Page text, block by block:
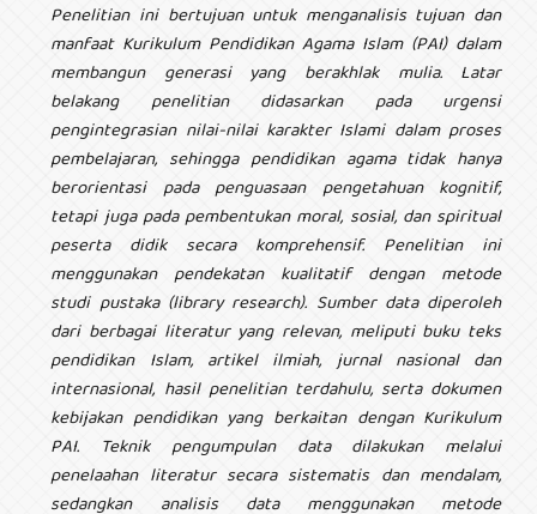
Penelitian ini bertujuan untuk menganalisis tujuan dan
manfaat Kurikulum Pendidikan Agama Islam (PAI) dalam
membangun generasi yang berakhlak mulia. Latar
belakang penelitian didasarkan pada urgensi
pengintegrasian nilai-nilai karakter Islami dalam proses
pembelajaran, sehingga pendidikan agama tidak hanya
berorientasi pada penguasaan pengetahuan kognitif,
tetapi juga pada pembentukan moral, sosial, dan spiritual
peserta didik secara komprehensif. Penelitian ini
menggunakan pendekatan kualitatif dengan metode
studi pustaka (library research). Sumber data diperoleh
dari berbagai literatur yang relevan, meliputi buku teks
pendidikan Islam, artikel ilmiah, jurnal nasional dan
internasional, hasil penelitian terdahulu, serta dokumen
kebijakan pendidikan yang berkaitan dengan Kurikulum
PAI. Teknik pengumpulan data dilakukan melalui
penelaahan literatur secara sistematis dan mendalam,
sedangkan analisis data menggunakan metode